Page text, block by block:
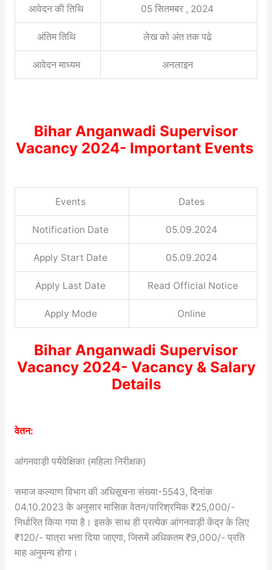
आवेदन की तिथि 05 सितमबर , 2024
अंतिम तिथि लेख को अंत तक पढे
आवेदन माध्यम अनलाइन
Bihar Anganwadi Supervisor
Vacancy 2024- Important Events
Events Dates
Notification Date 05.09.2024
Apply Start Date 05.09.2024
Apply Last Date Read Official Notice
Apply Mode Online
Bihar Anganwadi Supervisor
Vacancy 2024- Vacancy & Salary
Details
वेतन:
आंगनवाड़ी पर्यवेक्षिका (महिला निरीक्षक)
समाज कल्याण विभाग की अधिसूचना संख्या-5543, दिनांक
04.10.2023 के अनुसार मासिक वेतन/पारिश्रमिक ₹25,000/-
निर्धारित किया गया है। इसके साथ ही प्रत्येक आंगनवाड़ी केंद्र के लिए
₹120/- यात्रा भत्ता दिया जाएगा, जिसमें अधिकतम ₹9,000/- प्रति
माह अनुमन्य होगा।